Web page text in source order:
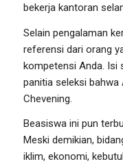
bekerja kantoran
Selain pengalaman
referensi dari orang
kompetensi Anda. Isi
panitia seleksi bahwa
Chevening.
Beasiswa ini pun
Meski demikian,
iklim, ekonomi,